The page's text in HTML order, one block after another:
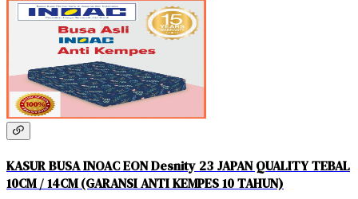
KASUR BUSA INOAC EON Desnity 23 JAPAN QUALITY TEBAL
10CM / 14CM (GARANSI ANTI KEMPES 10 TAHUN)